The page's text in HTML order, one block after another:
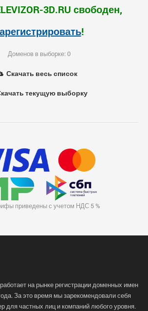
3D.RU свободен,
!
Доменов в выборке: 0
Скачать весь список
текущую выборку
приведены с учетом НДС 5 %
на рынке регистрации доменных имен
За это время мы зарекомендовали себя
для частных лиц и компаний любого уровня.